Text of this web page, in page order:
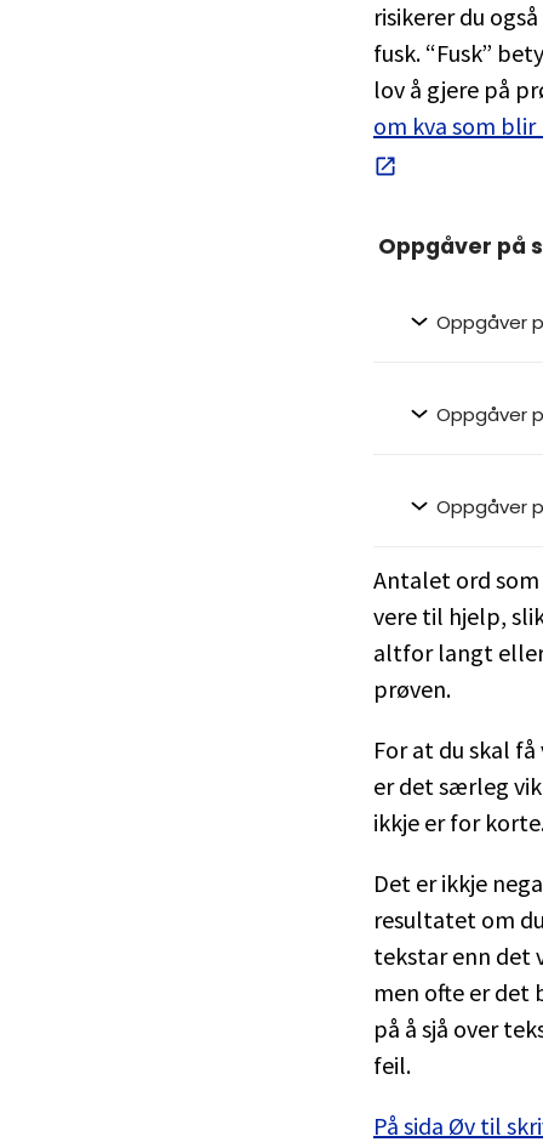
risikerer du
fusk. “Fusk”
lov å gjere på
om kva som blir
Oppgåver på
Oppgåver
Oppgåver
Oppgåver
Antalet ord
vere til hjelp,
altfor langt
prøven.
For at du skal
er det særleg
ikkje er for
Det er ikkje
resultatet om
tekstar enn det
men ofte er det
på å sjå over
feil.
På sida Øv til